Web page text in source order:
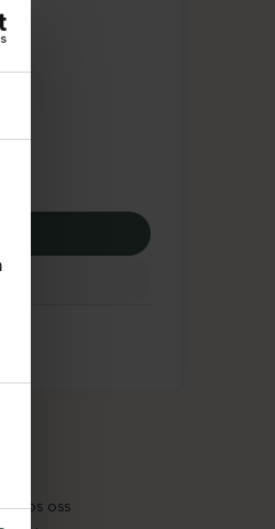
hos oss